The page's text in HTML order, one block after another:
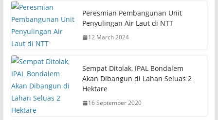
t
r
(
O
p
e
s
i
n
n
e
w
w
i
n
d
b
o
n
s
i
n
n
e
w
w
Peresmian Pembangunan Unit
Penyulingan Air Laut di NTT
12 March 2024
Sempat Ditolak, IPAL Bondalem
Akan Dibangun di Lahan Seluas 2
Hektare
16 September 2020